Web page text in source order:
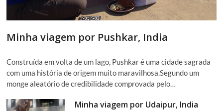
Minha viagem por Pushkar, India
Construída em volta de um lago, Pushkar é uma cidade sagrada
com uma história de origem muito maravilhosa.Segundo um
monge aleatório de credibilidade comprovada pelo…
Minha viagem por Udaipur, India